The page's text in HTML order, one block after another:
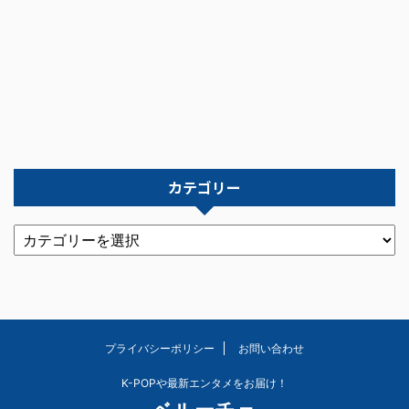
カテゴリー
プライバシーポリシー お問い合わせ
K-POPや最新エンタメをお届け！